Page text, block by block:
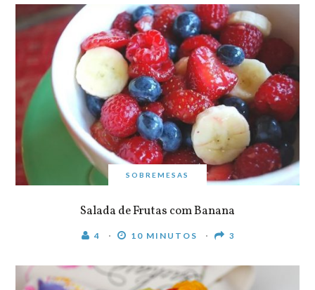
SOBREMESAS
Salada de Frutas com Banana
4 10 MINUTOS 3